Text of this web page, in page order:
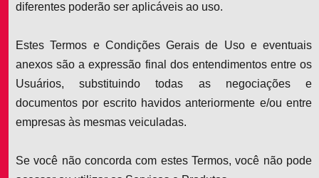
diferentes poderão ser aplicáveis ao uso.
Estes Termos e Condições Gerais de Uso e eventuais
anexos são a expressão final dos entendimentos entre os
Usuários, substituindo todas as negociações e
documentos por escrito havidos anteriormente e/ou entre
empresas às mesmas veiculadas.
Se você não concorda com estes Termos, você não pode